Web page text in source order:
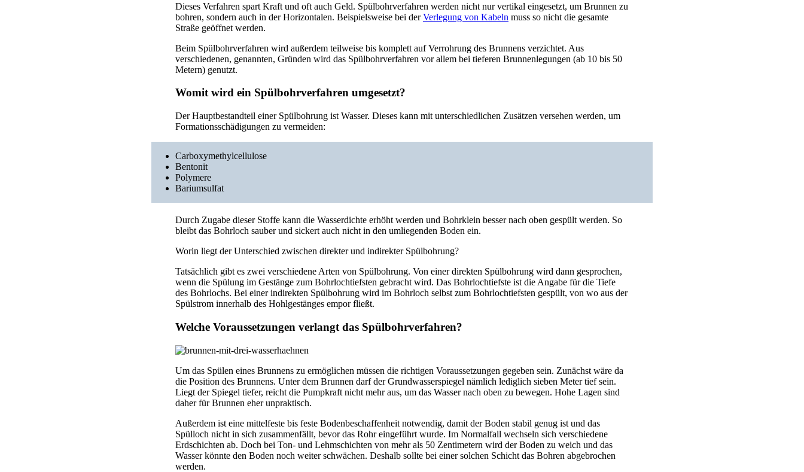
Dieses Verfahren spart Kraft und oft auch Geld. Spülbohrverfahren werden nicht nur vertikal eingesetzt, um Brunnen zu
bohren, sondern auch in der Horizontalen. Beispielsweise bei derVerlegung von Kabeln muss so nicht die gesamte
Straße geöffnet werden.
Beim Spülbohrverfahren wird außerdem teilweise bis komplett auf Verrohrung des Brunnens verzichtet. Aus
verschiedenen, genannten, Gründen wird das Spülbohrverfahren vor allem bei tieferen Brunnenlegungen (ab 10 bis 50
Metern) genutzt.
Womit wird ein Spülbohrverfahren umgesetzt?
Der Hauptbestandteil einer Spülbohrung ist Wasser. Dieses kann mit unterschiedlichen Zusätzen versehen werden, um
Formationsschädigungen zu vermeiden:
Carboxymethylcellulose
Bentonit
Polymere
Bariumsulfat
Durch Zugabe dieser Stoffe kann die Wasserdichte erhöht werden und Bohrklein besser nach oben gespült werden. So
bleibt das Bohrloch sauber und sickert auch nicht in den umliegenden Boden ein.
Worin liegt der Unterschied zwischen direkter und indirekter Spülbohrung?
Tatsächlich gibt es zwei verschiedene Arten von Spülbohrung. Von einer direkten Spülbohrung wird dann gesprochen,
wenn die Spülung im Gestänge zum Bohrlochtiefsten gebracht wird. Das Bohrlochtiefste ist die Angabe für die Tiefe
des Bohrlochs. Bei einer indirekten Spülbohrung wird im Bohrloch selbst zum Bohrlochtiefsten gespült, von wo aus der
Spülstrom innerhalb des Hohlgestänges empor fließt.
Welche Voraussetzungen verlangt das Spülbohrverfahren?
Um das Spülen eines Brunnens zu ermöglichen müssen die richtigen Voraussetzungen gegeben sein. Zunächst wäre da
die Position des Brunnens. Unter dem Brunnen darf der Grundwasserspiegel nämlich lediglich sieben Meter tief sein.
Liegt der Spiegel tiefer, reicht die Pumpkraft nicht mehr aus, um das Wasser nach oben zu bewegen. Hohe Lagen sind
daher für Brunnen eher unpraktisch.
Außerdem ist eine mittelfeste bis feste Bodenbeschaffenheit notwendig, damit der Boden stabil genug ist und das
Spülloch nicht in sich zusammenfällt, bevor das Rohr eingeführt wurde. Im Normalfall wechseln sich verschiedene
Erdschichten ab. Doch bei Ton- und Lehmschichten von mehr als 50 Zentimetern wird der Boden zu weich und das
Wasser könnte den Boden noch weiter schwächen. Deshalb sollte bei einer solchen Schicht das Bohren abgebrochen
werden.